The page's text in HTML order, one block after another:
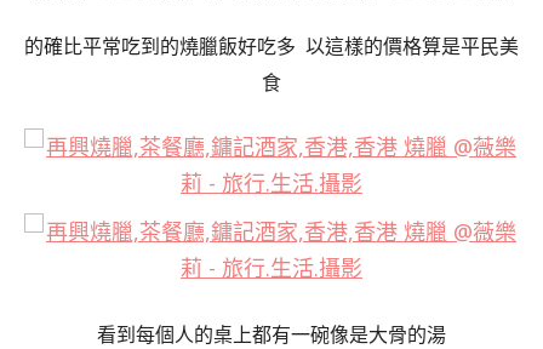
的確比平常吃到的燒臘飯好吃多 以這樣的價格算是平民美
食
看到每個人的桌上都有一碗像是大骨的湯